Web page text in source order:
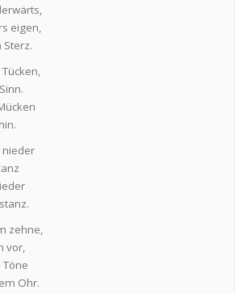
eigen,
nieder
zehne,
vor,
Ohr.